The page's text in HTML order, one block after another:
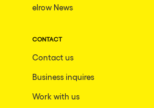
elrow News
CONTACT
Contact us
Business inquires
Work with us